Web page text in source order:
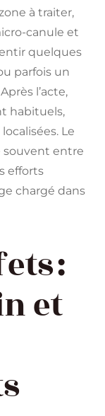
à traiter,
canule et
quelques
parfois un
l’acte,
habituels,
Le
souvent entre
efforts
chargé dans
:
et